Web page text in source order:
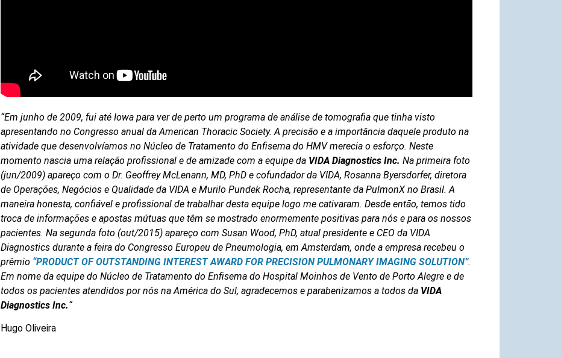
“Em junho de 2009, fui até Iowa para ver de perto um programa de análise de tomografia que tinha visto
apresentando no Congresso anual da American Thoracic Society. A precisão e a importância daquele produto na
atividade que desenvolvíamos no Núcleo de Tratamento do Enfisema do HMV merecia o esforço. Neste
momento nascia uma relação profissional e de amizade com a equipe da VIDA Diagnostics Inc. Na primeira foto
(jun/2009) apareço com o Dr. Geoffrey McLenann, MD, PhD e cofundador da VIDA, Rosanna Byersdorfer, diretora
de Operações, Negócios e Qualidade da VIDA e Murilo Pundek Rocha, representante da PulmonX no Brasil. A
maneira honesta, confiável e profissional de trabalhar desta equipe logo me cativaram. Desde então, temos tido
troca de informações e apostas mútuas que têm se mostrado enormemente positivas para nós e para os nossos
pacientes. Na segunda foto (out/2015) apareço com Susan Wood, PhD, atual presidente e CEO da VIDA
Diagnostics durante a feira do Congresso Europeu de Pneumologia, em Amsterdam, onde a empresa recebeu o
prêmio “PRODUCT OF OUTSTANDING INTEREST AWARD FOR PRECISION PULMONARY IMAGING SOLUTION”.
Em nome da equipe do Núcleo de Tratamento do Enfisema do Hospital Moinhos de Vento de Porto Alegre e de
todos os pacientes atendidos por nós na América do Sul, agradecemos e parabenizamos a todos da VIDA
Diagnostics Inc.“
Hugo Oliveira